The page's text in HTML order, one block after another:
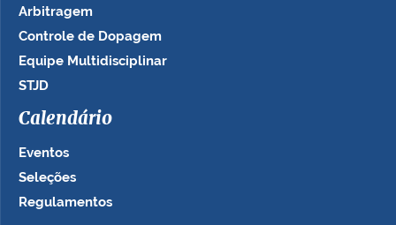
Arbitragem
Controle de Dopagem
Equipe Multidisciplinar
STJD
Calendário
Eventos
Seleções
Regulamentos